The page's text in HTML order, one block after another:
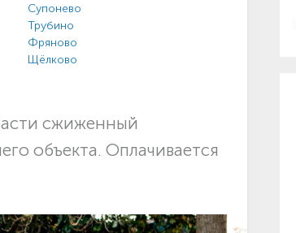
Супонево
Трубино
Фряново
Щёлково
сжиженный
объекта. Оплачивается